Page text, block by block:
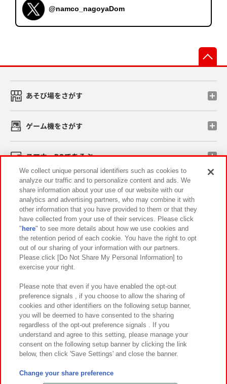
@namco_nagoyaDom
あそび場をさがす
ゲーム機をさがす
スマホ・PCであそぶ
イベント・キャンペーン
関連会社 サステナビリティ サイトポリシー
プライバシーポリシー ウェブアクセシビリティ方針と検証結果
お取引先さまとともに
カスタマーハラスメント対応方針 よくあるご質問・お問い合わせ
©Bandai Namco Amusement Inc.
©Bandai Namco Amusement Lab Inc.
We collect unique personal identifiers such as cookies to
analyze our traffic and to personalize content and ads. We
share information about your use of our website with our
analytics and advertising partners, who may combine it with
other information that you have provided to them or that they
have collected from your use of their services. Please click
" here" to see more details about how we use cookies and
the retention period of each cookie. You have the right to opt
out of our sharing of your information with our partners.
Please click [Do Not Share My Personal Information] to
exercise your right.
Please note that even if you have enabled the opt-out
preference signals , if you choose to allow the sharing of
cookies and other identifiers on the following setup banner,
you will be deemed to have consented to the sharing
regardless of the opt-out preference signals . If you
understand and agree to this setting, please manage your
consent on the following setup banner by clicking the link
below, then click 'Save Settings' and close the banner.
Change your share preference